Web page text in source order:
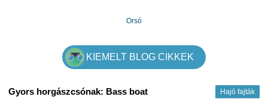
Orsó
KIEMELT BLOG CIKKEK
Hajó fajták
Gyors horgászcsónak: Bass boat